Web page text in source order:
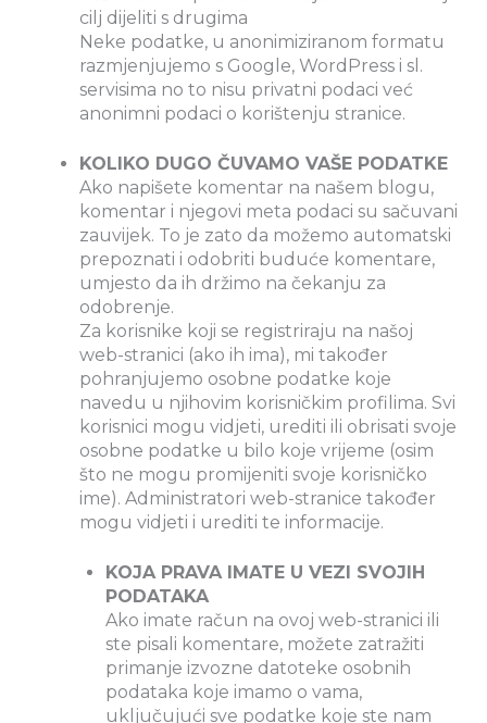
cilj dijeliti s drugima
Neke podatke, u anonimiziranom formatu
razmjenjujemo s Google, WordPress i sl.
servisima no to nisu privatni podaci već
anonimni podaci o korištenju stranice.
KOLIKO DUGO ČUVAMO VAŠE PODATKE
Ako napišete komentar na našem blogu,
komentar i njegovi meta podaci su sačuvani
zauvijek. To je zato da možemo automatski
prepoznati i odobriti buduće komentare,
umjesto da ih držimo na čekanju za
odobrenje.
Za korisnike koji se registriraju na našoj
web-stranici (ako ih ima), mi također
pohranjujemo osobne podatke koje
navedu u njihovim korisničkim profilima. Svi
korisnici mogu vidjeti, urediti ili obrisati svoje
osobne podatke u bilo koje vrijeme (osim
što ne mogu promijeniti svoje korisničko
ime). Administratori web-stranice također
mogu vidjeti i urediti te informacije.
KOJA PRAVA IMATE U VEZI SVOJIH
PODATAKA
Ako imate račun na ovoj web-stranici ili
ste pisali komentare, možete zatražiti
primanje izvozne datoteke osobnih
podataka koje imamo o vama,
uključujući sve podatke koje ste nam